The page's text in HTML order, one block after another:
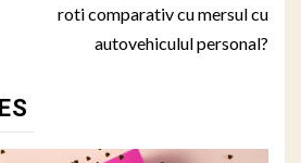
roti comparativ cu mersul cu
autovehiculul personal?